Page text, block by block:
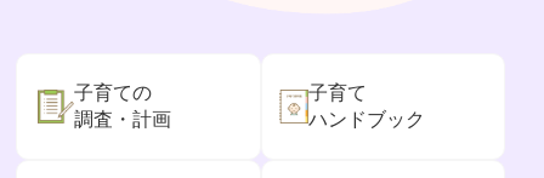
子育ての
調査・計画
子育て
ハンドブック